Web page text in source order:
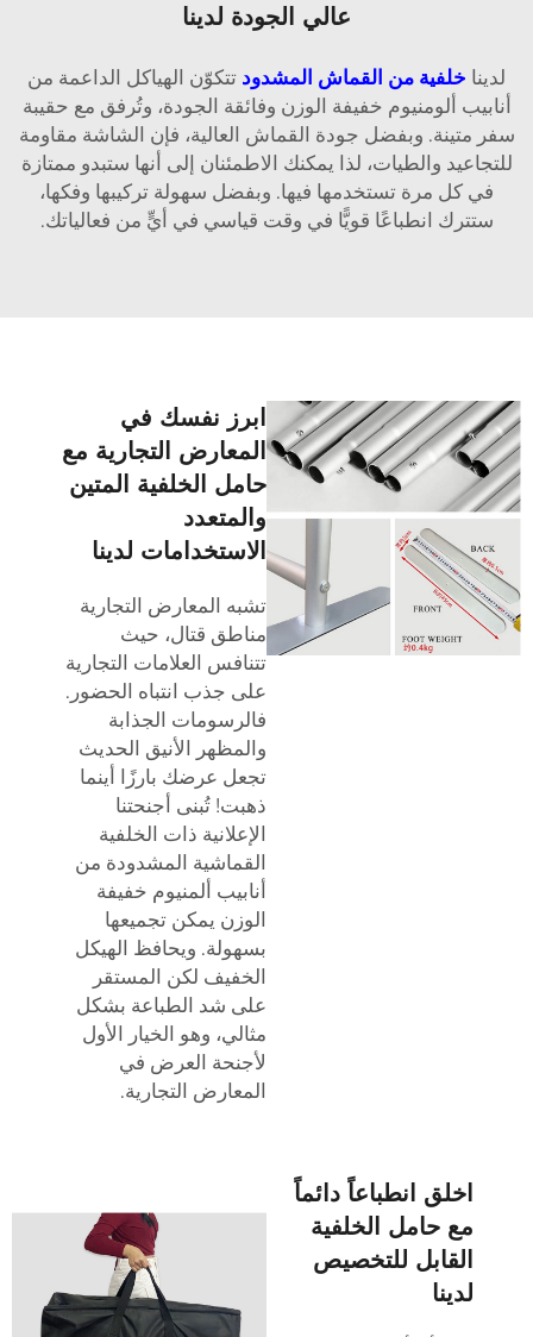
عالي الجودة لدينا
لديناخلفية من القماش المشدودتتكوّن الهياكل الداعمة من
أنابيب ألومنيوم خفيفة الوزن وفائقة الجودة، وتُرفق مع حقيبة
سفر متينة. وبفضل جودة القماش العالية، فإن الشاشة مقاومة
للتجاعيد والطيات، لذا يمكنك الاطمئنان إلى أنها ستبدو ممتازة
في كل مرة تستخدمها فيها. وبفضل سهولة تركيبها وفكها،
ستترك انطباعًا قويًّا في وقت قياسي في أيٍّ من فعالياتك.
ابرز نفسك في
المعارض التجارية مع
حامل الخلفية المتين
والمتعدد
الاستخدامات لدينا
تشبه المعارض التجارية
مناطق قتال، حيث
تتنافس العلامات التجارية
على جذب انتباه الحضور.
فالرسومات الجذابة
والمظهر الأنيق الحديث
تجعل عرضك بارزًا أينما
ذهبت! تُبنى أجنحتنا
الإعلانية ذات الخلفية
القماشية المشدودة من
أنابيب ألمنيوم خفيفة
الوزن يمكن تجميعها
بسهولة. ويحافظ الهيكل
الخفيف لكن المستقر
على شد الطباعة بشكل
مثالي، وهو الخيار الأول
لأجنحة العرض في
المعارض التجارية.
اخلق انطباعاً دائماً
مع حامل الخلفية
القابل للتخصيص
لدينا